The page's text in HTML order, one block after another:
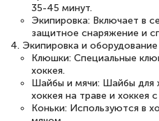
35-45 минут.
Экипировка: Включает в
защитное снаряжение и
4. Экипировка и оборудование
Клюшки: Специальные
хоккея.
Шайбы и мячи: Шайбы для
хоккея на траве и хоккея
Коньки: Используются в